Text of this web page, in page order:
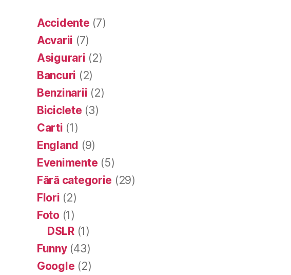
Accidente (7)
Acvarii (7)
Asigurari (2)
Bancuri (2)
Benzinarii (2)
Biciclete (3)
Carti (1)
England (9)
Evenimente (5)
Fără categorie (29)
Flori (2)
Foto(1)
DSLR(1)
Funny(43)
Google (2)